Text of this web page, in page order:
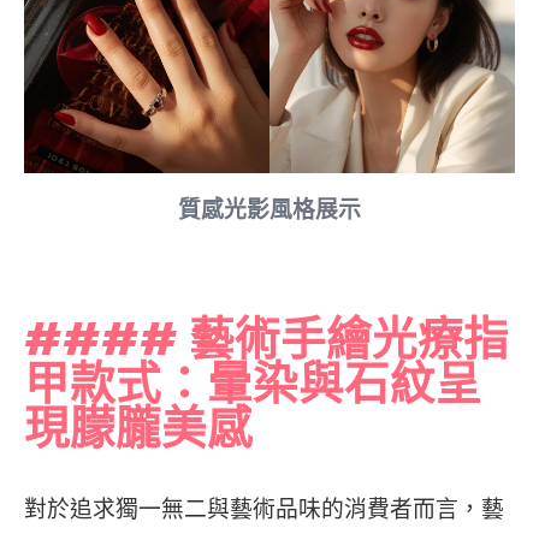
質感光影風格展示
#### 藝術手繪光療指
甲款式：暈染與石紋呈
現朦朧美感
對於追求獨一無二與藝術品味的消費者而言，藝